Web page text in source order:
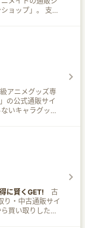
ップ」。 支払
アニメグッズ専
の公式通販サイ
付き商品など、
す！
に賢くGET! 古
り・中古通販サイ